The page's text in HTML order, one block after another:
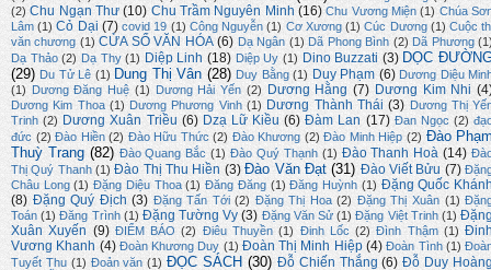
(2) Chu Ngạn Thư (10) Chu Trầm Nguyên Minh (16) Chu Vương Miện (1) Chúa
Lâm (1) Cỏ Dại (7) covid 19 (1) Công Nguyễn (1) Cơ Xương (1) Cúc Dương (1) Cuộc
văn chương (1) CỬA SỔ VĂN HÓA (6) Dạ Ngân (1) Dã Phong Bình (2) Dã Phương
Dạ Thảo (2) Dạ Thy (1) Diệp Linh (18) Diệp Uy (1) Dino Buzzati (3) DỌC
(29) Du Tử Lê (1) Dung Thị Vân (28) Duy Bằng (1) Duy Phạm (6) Dương Diệu
(1)
Dương Đăng Huệ (1) Dương Hải Yến (2) Dương Hằng (7) Dương Kim Nhi
Dương Kim Thoa (1) Dương Phương Vinh (1) Dương Thành Thái (3) Dương Thị
Trinh (2) Dương Xuân Triều (6) Dzạ Lữ Kiều (6) Đàm Lan (17) Đan Ngọc (2)
đức (2) Đào Hiền (2) Đào Hữu Thức (2) Đào Khương (2) Đào Minh Hiệp (2) Đào
Thuỳ Trang (82) Đào Quang Bắc (1) Đào Quý Thạnh (1) Đào Thanh Hoà (14)
Thị Quý Thanh (1) Đào Thị Thu Hiền (3) Đào Văn Đạt (31) Đào Viết Bửu (7)
Châu Long (1) Đặng Diệu Thoa (1) Đăng Đăng (1) Đăng Huỳnh (1) Đặng Quốc
(8) Đặng Quý Địch (3) Đặng Tấn Tới (2) Đặng Thị Hoa (2) Đặng Thị Xuân (1)
Toán (1) Đăng Trình (1) Đặng Tường Vy (3) Đặng Văn Sử (1) Đặng Việt Trinh (1)
Xuân Xuyến (9) ĐIỂM BÁO (2) Điêu Thuyền (1) Đinh Lốc (2) Đình Thậm (1)
Vương Khanh (4) Đoàn Khương Duy (1) Đoàn Thị Minh Hiệp (4) Đoàn Tình (1)
Tuyết Thu (1) Đoản văn (1) ĐỌC SÁCH (30) Đỗ Chiến Thắng (6) Đỗ Duy